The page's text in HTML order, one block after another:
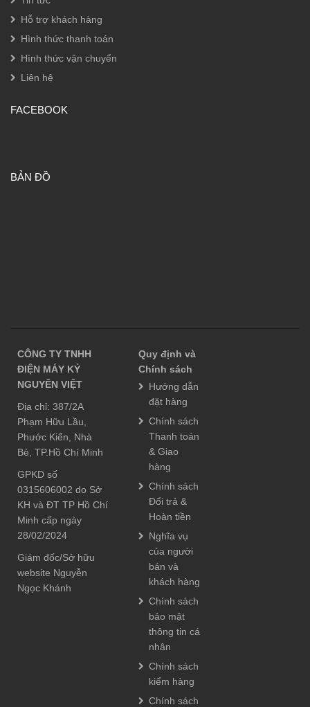
Hỗ trợ khách hàng
Hình thức thanh toán
Hình thức vận chuyển
Liên hệ
FACEBOOK
BẢN ĐỒ
CÔNG TY TNHH
ĐIỆN MÁY KỶ
NGUYÊN VIỆT
Địa chỉ: 387/2A
Phạm Hữu Lầu,
Phước Kiển, Nhà
Bè, TP.Hồ Chí Minh
GPKD số
0315606002 do Sở
KH và ĐT TP Hồ Chí
Minh cấp ngày
28/02/2024
Giám đốc/Sở hữu
website Nguyễn
Ngọc Khánh
Quy định và
Chính sách
Hướng dẫn
đặt hàng
Chính sách
Thanh toán
& Giao
hàng
Chính sách
Đổi trả &
Hoàn tiền
Nghĩa vụ
của người
bán và
khách hàng
Chính sách
bảo mật
thông tin cá
nhân
Chính sách
kiểm hàng
Chính sách